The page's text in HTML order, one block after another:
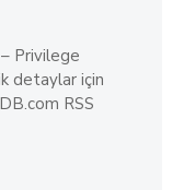
Privilege
detaylar için
RSS